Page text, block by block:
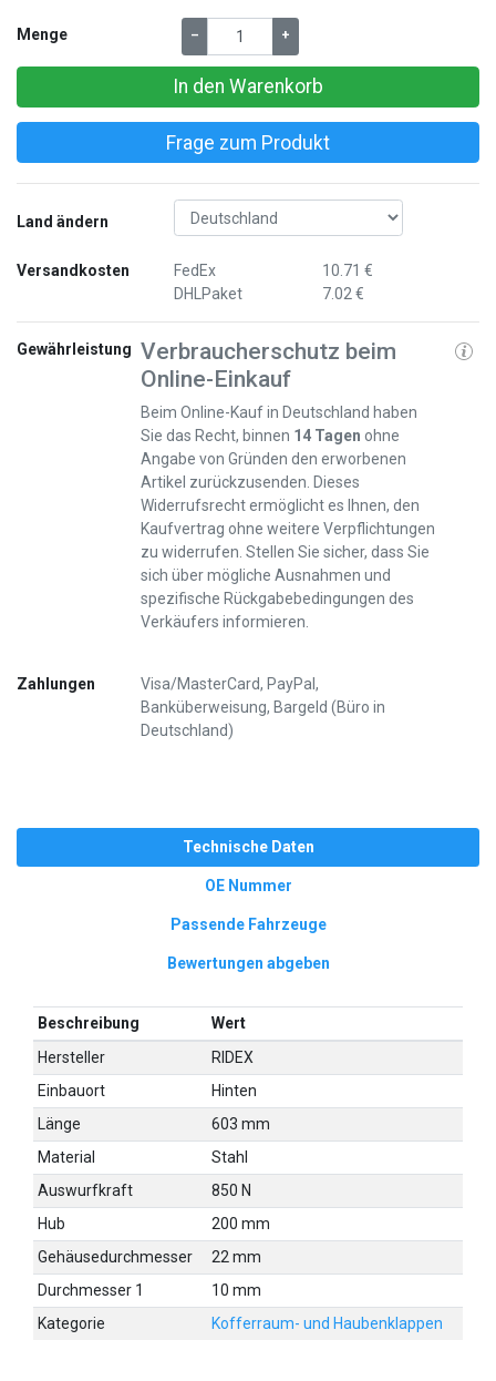
Menge – +
In den Warenkorb
Frage zum Produkt
Land ändern
Versandkosten
FedEx
DHLPaket
10.71 €
7.02 €
Gewährleistung Verbraucherschutz beim
Online-Einkauf
Beim Online-Kauf in Deutschland haben
Sie das Recht, binnen 14 Tagen ohne
Angabe von Gründen den erworbenen
Artikel zurückzusenden. Dieses
Widerrufsrecht ermöglicht es Ihnen, den
Kaufvertrag ohne weitere Verpflichtungen
zu widerrufen. Stellen Sie sicher, dass Sie
sich über mögliche Ausnahmen und
spezifische Rückgabebedingungen des
Verkäufers informieren.
Zahlungen
Visa/MasterCard, PayPal,
Banküberweisung, Bargeld (Büro in
Deutschland)
Technische Daten
OE Nummer
Passende Fahrzeuge
Bewertungen abgeben
Beschreibung
Wert
Hersteller
RIDEX
Einbauort
Hinten
Länge
603 mm
Material
Stahl
Auswurfkraft
850 N
Hub
200 mm
Gehäusedurchmesser
22 mm
Durchmesser 1
10 mm
Kategorie
Kofferraum- und Haubenklappen